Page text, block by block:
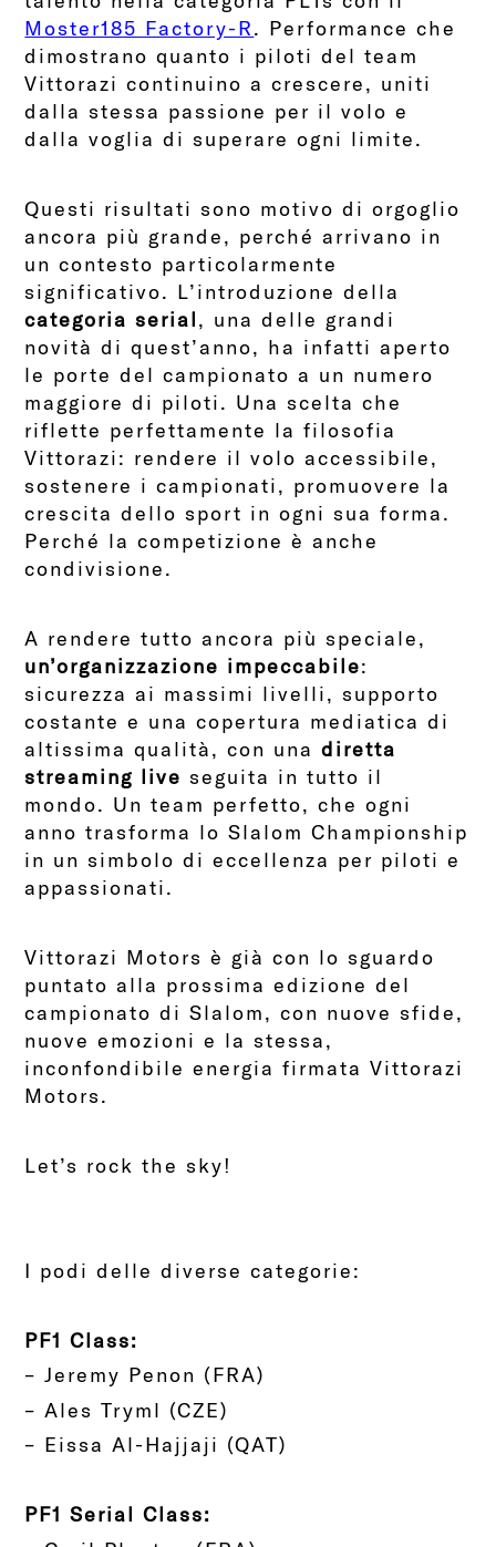
Moster185 Factory-R. Performance che
dimostrano quanto i piloti del team
Vittorazi continuino a crescere, uniti
dalla stessa passione per il volo e
dalla voglia di superare ogni limite.
Questi risultati sono motivo di orgoglio
ancora più grande, perché arrivano in
un contesto particolarmente
significativo. L’introduzione della
categoria serial, una delle grandi
novità di quest’anno, ha infatti aperto
le porte del campionato a un numero
maggiore di piloti. Una scelta che
riflette perfettamente la filosofia
Vittorazi: rendere il volo accessibile,
sostenere i campionati, promuovere la
crescita dello sport in ogni sua forma.
Perché la competizione è anche
condivisione.
A rendere tutto ancora più speciale,
un’organizzazione impeccabile:
sicurezza ai massimi livelli, supporto
costante e una copertura mediatica di
altissima qualità, con unadiretta
streaming live seguita in tutto il
mondo. Un team perfetto, che ogni
anno trasforma lo Slalom Championship
in un simbolo di eccellenza per piloti e
appassionati.
Vittorazi Motors è già con lo sguardo
puntato alla prossima edizione del
campionato di Slalom, con nuove sfide,
nuove emozioni e la stessa,
inconfondibile energia firmata Vittorazi
Motors.
Let’s rock the sky!
I podi delle diverse categorie:
PF1 Class:
– Jeremy Penon (FRA)
– Ales Tryml (CZE)
– Eissa Al-Hajjaji (QAT)
PF1 Serial Class: